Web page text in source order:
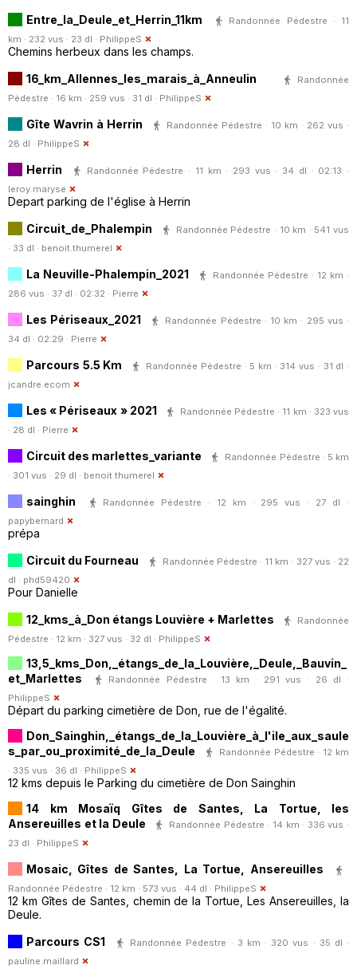
Entre_la_Deule_et_Herrin_11km
Randonnée Pédestre · 11
km · 232 vus · 23 dl · PhilippeS
Chemins herbeux dans les champs.
16_km_Allennes_les_marais_à_Anneulin
Randonnée
Pédestre · 16 km · 259 vus · 31 dl · PhilippeS
Gîte Wavrin à Herrin
Randonnée Pédestre · 10 km · 262 vus ·
28 dl · PhilippeS
Herrin
Randonnée Pédestre · 11 km · 293 vus · 34 dl · 02:13 ·
leroy.maryse
Depart parking de l'église à Herrin
Circuit_de_Phalempin
Randonnée Pédestre · 10 km · 541 vus
· 33 dl · benoit.thumerel
La Neuville-Phalempin_2021
Randonnée Pédestre · 12 km ·
286 vus · 37 dl · 02:32 · Pierre
Les Périseaux_2021
Randonnée Pédestre · 10 km · 295 vus ·
34 dl · 02:29 · Pierre
Parcours 5.5 Km
Randonnée Pédestre · 5 km · 314 vus · 31 dl ·
jcandre.ecom
Les « Périseaux » 2021
Randonnée Pédestre · 11 km · 323 vus
· 28 dl · Pierre
Circuit des marlettes_variante
Randonnée Pédestre · 5 km
· 301 vus · 29 dl · benoit.thumerel
sainghin
Randonnée Pédestre · 12 km · 295 vus · 27 dl ·
papybernard
prépa
Circuit du Fourneau
Randonnée Pédestre · 11 km · 327 vus · 22
dl · phd59420
Pour Danielle
12_kms_à_Don étangs Louvière + Marlettes
Randonnée
Pédestre · 12 km · 327 vus · 32 dl · PhilippeS
13,5_kms_Don,_étangs_de_la_Louvière,_Deule,_Bauvin_
et_Marlettes
Randonnée Pédestre · 13 km · 291 vus · 26 dl ·
PhilippeS
Départ du parking cimetière de Don, rue de l'égalité.
Don_Sainghin,_étangs_de_la_Louvière_à_l'ile_aux_saule
s_par_ou_proximité_de_la_Deule
Randonnée Pédestre · 12 km
· 335 vus · 36 dl · PhilippeS
12 kms depuis le Parking du cimetière de Don Sainghin
14 km Mosaïq Gîtes de Santes, La Tortue, les
Ansereuilles et la Deule
Randonnée Pédestre · 14 km · 336 vus ·
23 dl · PhilippeS
Mosaic, Gîtes de Santes, La Tortue, Ansereuilles
Randonnée Pédestre · 12 km · 573 vus · 44 dl · PhilippeS
12 km Gîtes de Santes, chemin de la Tortue, Les Ansereuilles, la
Deule.
Parcours CS1
Randonnée Pédestre · 3 km · 320 vus · 35 dl ·
pauline.maillard